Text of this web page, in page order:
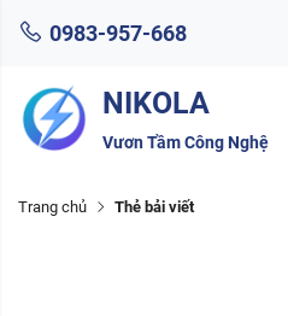
0983-957-668
NIKOLA
Vươn Tầm Công Nghệ
Trang chủ Thẻ bải viết